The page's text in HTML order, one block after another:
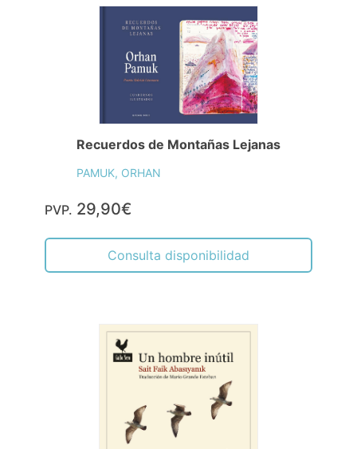
Recuerdos de Montañas Lejanas
PAMUK, ORHAN
PVP. 29,90€
Consulta disponibilidad